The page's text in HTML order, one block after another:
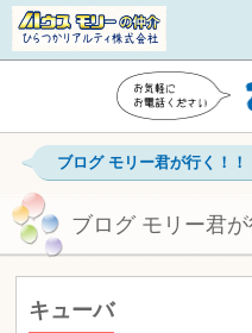
ブログ モリー君が行く！！
ブログ モリー君が
キューバ